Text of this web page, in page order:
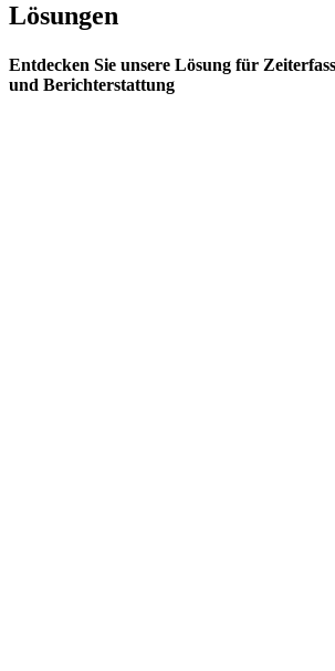
Lösungen
Entdecken Sie unsere Lösung für
und Berichterstattung